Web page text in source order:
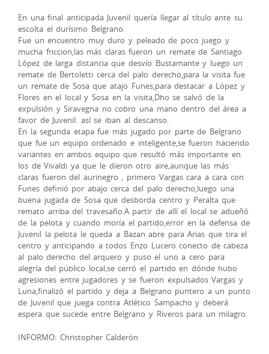
En una final anticipada Juvenil quería llegar al título ante su
escolta el durísimo Belgrano.
Fue un encuentro muy duro y peleado de poco juego y
mucha friccion,las más claras fueron un remate de Santiago
López de larga distancia que desvío Bustamante y luego un
remate de Bertoletti cerca del palo derecho,para la visita fue
un remate de Sosa que atajo Funes,para destacar a López y
Flores en el local y Sosa en la visita,Dho se salvó de la
expulsión y Siravegna no cobro una mano dentro del área a
favor de Juvenil. así se iban al descanso.
En la segunda etapa fue más jugado por parte de Belgrano
que fue un equipo ordenado e inteligente,se fueron haciendo
variantes en ambos equipo que resultó más importante en
los de Vivaldi ya que le dieron otro aire,aunque las más
claras fueron del aurinegro , primero Vargas cara a cara con
Funes definió por abajo cerca del palo derecho,luego una
buena jugada de Sosa que desborda centro y Peralta que
remato arriba del travesaño.A partir de allí el local se adueñó
de la pelota y cuando moría el partido,error en la defensa de
Juvenil la pelota le queda a Bazan abre para Arias que tira el
centro y anticipando a todos Enzo Lucero conecto de cabeza
al palo derecho del arquero y puso el uno a cero para
alegría del público local,se cerró el partido en dónde hubo
agresiones entre jugadores y se fueron expulsados Vargas y
Luna,finalizó el partido y deja a Belgrano puntero a un punto
de Juvenil que juega contra Atlético Sampacho y deberá
espera que sucede entre Belgrano y Riveros para un milagro.
INFORMO: Christopher Calderón